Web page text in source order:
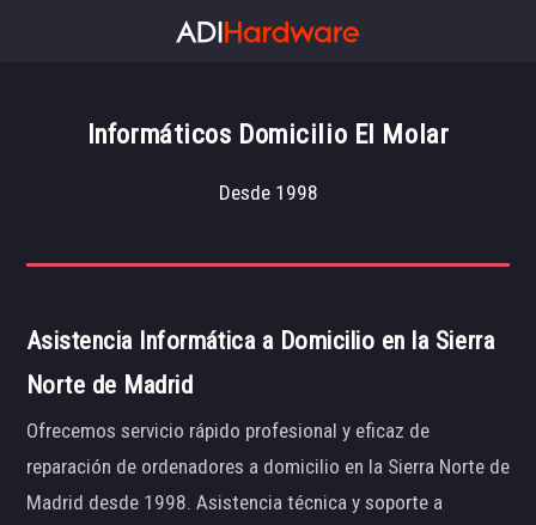
Informáticos Domicilio El Molar
Desde 1998
Asistencia Informática a Domicilio en la Sierra
Norte de Madrid
Ofrecemos servicio rápido profesional y eficaz de
reparación de ordenadores a domicilio en la Sierra Norte de
Madrid desde 1998. Asistencia técnica y soporte a